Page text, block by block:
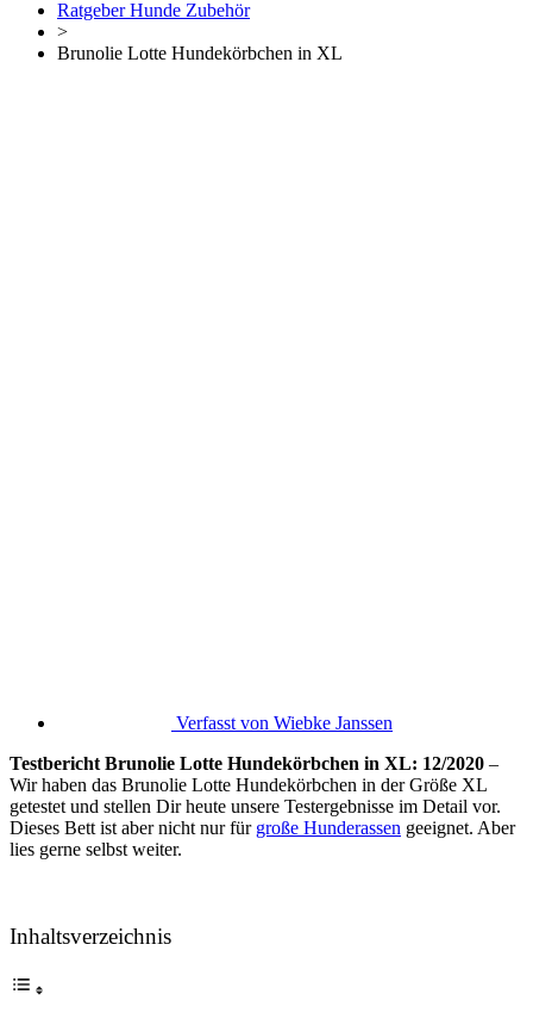
Ratgeber Hunde Zubehör
>
Brunolie Lotte Hundekörbchen in XL
Verfasst von Wiebke Janssen
Testbericht Brunolie Lotte Hundekörbchen in XL: 12/2020 –
Wir haben das Brunolie Lotte Hundekörbchen in der Größe XL
getestet und stellen Dir heute unsere Testergebnisse im Detail vor.
Dieses Bett ist aber nicht nur für große Hunderassen geeignet. Aber
lies gerne selbst weiter.
Inhaltsverzeichnis